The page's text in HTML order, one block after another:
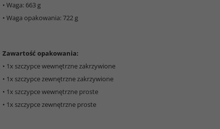
• Waga: 663 g
• Waga opakowania: 722 g
Zawartość opakowania:
• 1x szczypce wewnętrzne zakrzywione
• 1x szczypce zewnętrzne zakrzywione
• 1x szczypce wewnętrzne proste
• 1x szczypce zewnętrzne proste